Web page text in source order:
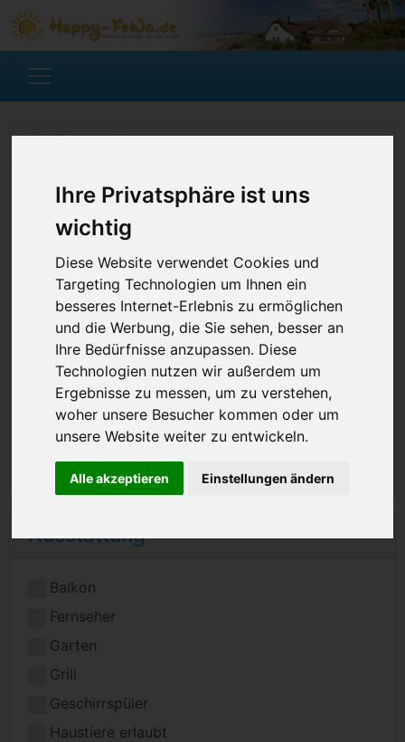
Ihre Privatsphäre ist uns
wichtig
Diese Website verwendet Cookies und
Targeting Technologien um Ihnen ein
besseres Internet-Erlebnis zu ermöglichen
und die Werbung, die Sie sehen, besser an
Ihre Bedürfnisse anzupassen. Diese
Technologien nutzen wir außerdem um
Ergebnisse zu messen, um zu verstehen,
woher unsere Besucher kommen oder um
unsere Website weiter zu entwickeln.
Alle akzeptieren Einstellungen ändern
Ferienwohnung suchen
Ausstattung
Balkon
Fernseher
Garten
Grill
Geschirrspüler
Haustiere erlaubt